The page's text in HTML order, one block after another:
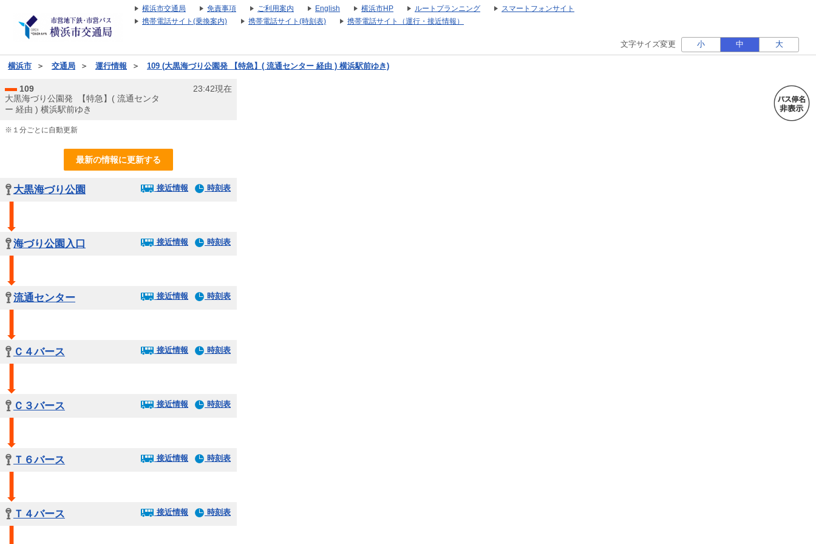
横浜市交通局 免責事項 ご利用案内 English 横浜市HP ルートプランニング
スマートフォンサイト
携帯電話サイト(乗換案内)
携帯電話サイト(時刻表) 携帯電話サイト（運行・接近情報）
文字サイズ変更 小 中 大
横浜市 ＞ 交通局 ＞ 運行情報 ＞ 109 (大黒海づり公園発 【特急】( 流通センター 経由 ) 横浜駅前ゆき)
109
大黒海づり公園発 【特急】( 流通センタ
ー 経由 ) 横浜駅前ゆき
23:42現在
※１分ごとに自動更新
最新の情報に更新する
大黒海づり公園 接近情報 時刻表
海づり公園入口 接近情報 時刻表
流通センター 接近情報 時刻表
Ｃ４バース 接近情報 時刻表
Ｃ３バース 接近情報 時刻表
Ｔ６バース 接近情報 時刻表
Ｔ４バース 接近情報 時刻表